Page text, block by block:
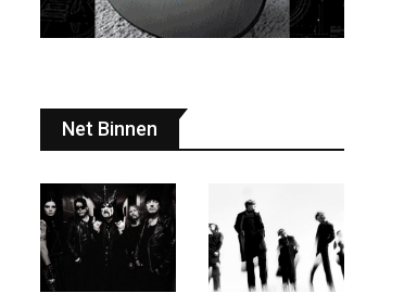
Net Binnen